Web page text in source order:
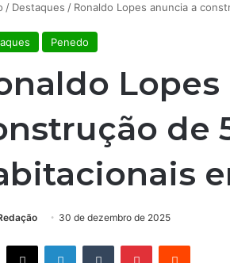
/ Destaques / Ronaldo Lopes anuncia a
Penedo
de
30 de dezembro de 2025
Facebook
X LinkedinTumblr PinterestReddit